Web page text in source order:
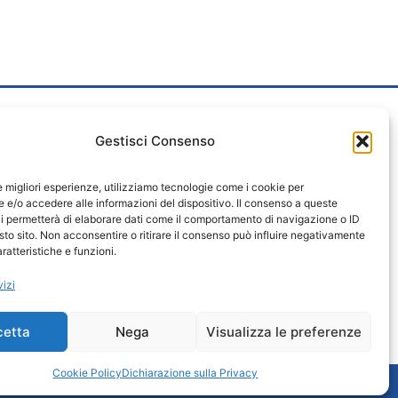
Gestisci Consenso
migliori esperienze, utilizziamo tecnologie come i cookie per
e/o accedere alle informazioni del dispositivo. Il consenso a queste
permetterà di elaborare dati come il comportamento di navigazione o ID
sito. Non acconsentire o ritirare il consenso può influire negativamente
e funzioni.
Nega Visualizza le preferenze
Cookie PolicyDichiarazione sulla Privacy
540 – 27036 MORTARA (PV)
CENTRALINO : 340.2225451 – 0384 1970238